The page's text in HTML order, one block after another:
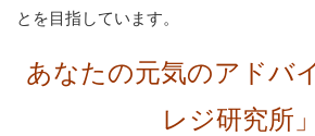
とを目指しています。
あなたの元気のアドバ
レジ研究所」